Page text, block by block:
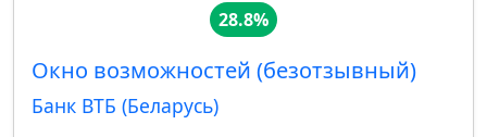
28.8%
Окно возможностей (безотзывный)
Банк ВТБ (Беларусь)